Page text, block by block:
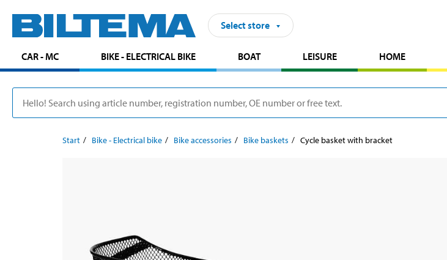
Select store
CAR - MC BIKE - ELECTRICAL BIKE BOAT LEISURE HOME
Start Bike - Electrical bike Bike accessories Bike baskets Cycle basket with bracket